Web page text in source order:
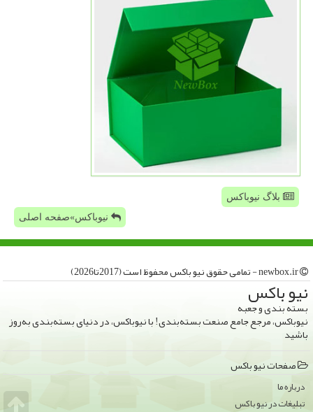
بلاگ نیوباکس
نیوباکس»صفحه اصلی
نیو باكس
بسته بندی و جعبه
نیوباکس، مرجع جامع صنعت بسته‌بندی! با نیوباکس، در دنیای بسته‌بندی به‌روز
باشید
صفحات نیو باكس
درباره ما
تبلیغات در نیو باكس